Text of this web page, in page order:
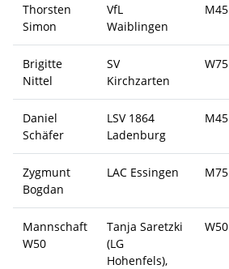
Thorsten
Simon
VfL
Waiblingen
M45
Brigitte
Nittel
SV
Kirchzarten
W75
Daniel
Schäfer
LSV 1864
Ladenburg
M45
Zygmunt
Bogdan
LAC Essingen M75
Mannschaft
W50
Tanja Saretzki
(LG
Hohenfels),
W50